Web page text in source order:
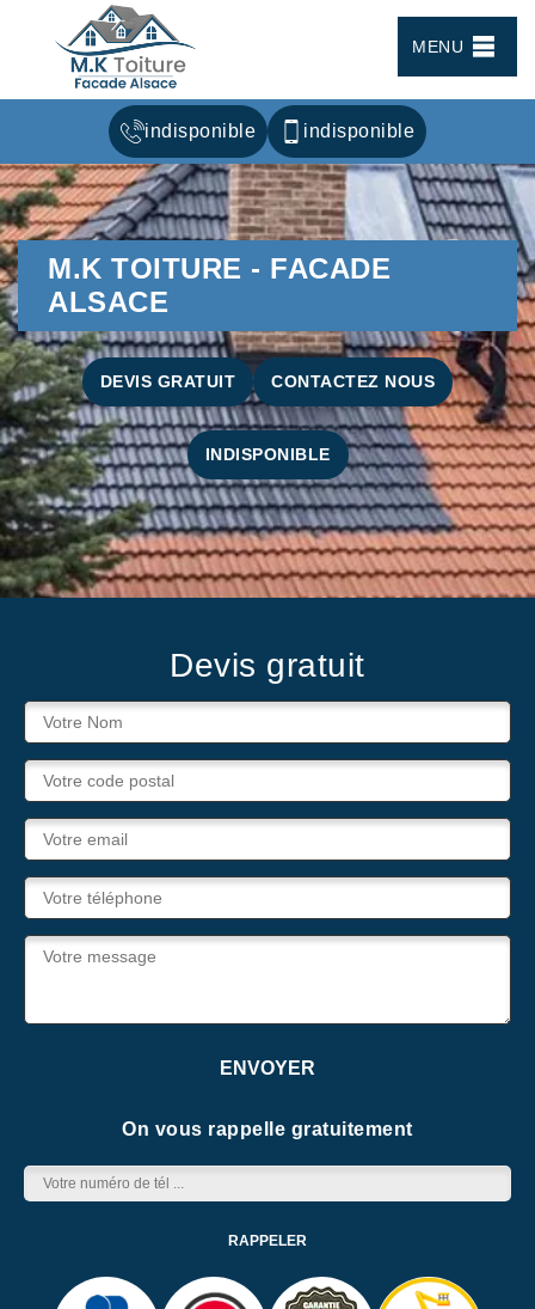
MENU
indisponible indisponible
M.K TOITURE - FACADE
ALSACE
DEVIS GRATUIT CONTACTEZ NOUS
INDISPONIBLE
Devis gratuit
On vous rappelle gratuitement